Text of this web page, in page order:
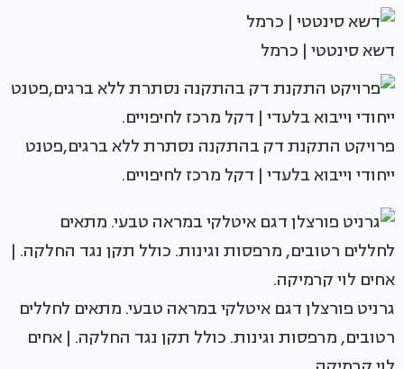
דשא סינטטי | כרמל
פרויקט התקנת דק בהתקנה נסתרת ללא ברגים,פטנט
ייחודי וייבוא בלעדי | דקל מרכז לחיפויים.
גרניט פורצלן דגם איטלקי במראה טבעי. מתאים לחללים
רטובים, מרפסות וגינות. כולל תקן נגד החלקה. | אחים